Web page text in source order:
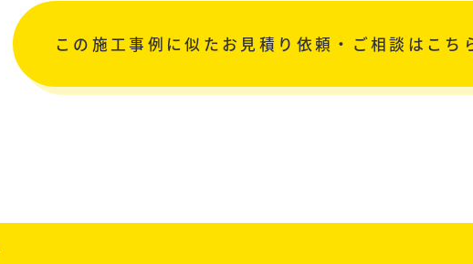
この施工事例に似た お見積り依頼・ご相談はこち